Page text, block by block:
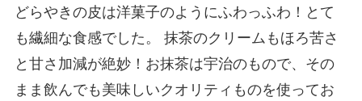
どらやきの皮は洋菓子のようにふわっふわ！とて
も繊細な食感でした。 抹茶のクリームもほろ苦さ
と甘さ加減が絶妙！お抹茶は宇治のもので、その
まま飲んでも美味しいクオリティものを使ってお